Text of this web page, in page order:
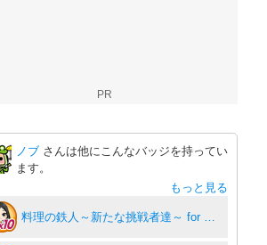
PR
ノブ さんは他にこんなバッジを持ってい
ます。
もっと見る
料理の鉄人～新たな挑戦者達～ for ゲソてん10